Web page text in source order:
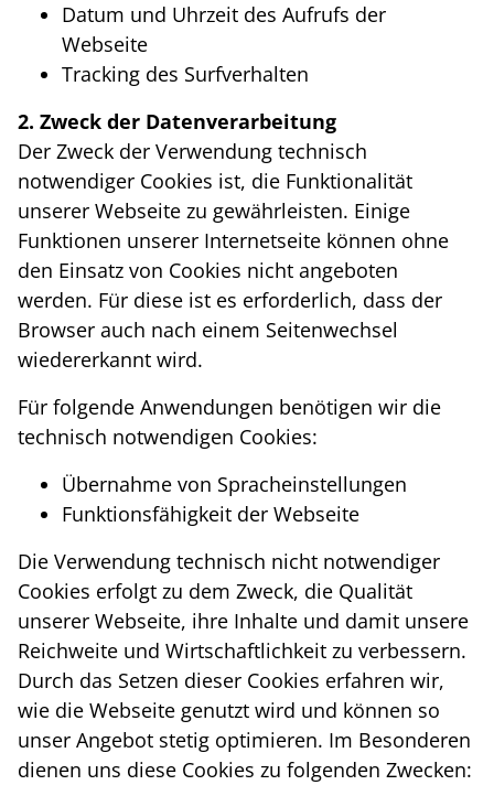
Datum und Uhrzeit des Aufrufs der
Webseite
Tracking des Surfverhalten
2. Zweck der Datenverarbeitung
Der Zweck der Verwendung technisch
notwendiger Cookies ist, die Funktionalität
unserer Webseite zu gewährleisten. Einige
Funktionen unserer Internetseite können ohne
den Einsatz von Cookies nicht angeboten
werden. Für diese ist es erforderlich, dass der
Browser auch nach einem Seitenwechsel
wiedererkannt wird.
Für folgende Anwendungen benötigen wir die
technisch notwendigen Cookies:
Übernahme von Spracheinstellungen
Funktionsfähigkeit der Webseite
Die Verwendung technisch nicht notwendiger
Cookies erfolgt zu dem Zweck, die Qualität
unserer Webseite, ihre Inhalte und damit unsere
Reichweite und Wirtschaftlichkeit zu verbessern.
Durch das Setzen dieser Cookies erfahren wir,
wie die Webseite genutzt wird und können so
unser Angebot stetig optimieren. Im Besonderen
dienen uns diese Cookies zu folgenden Zwecken: